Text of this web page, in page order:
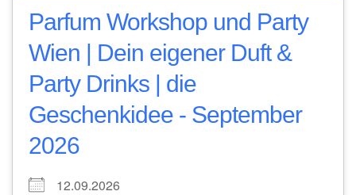
Parfum Workshop und Party
Wien | Dein eigener Duft &
Party Drinks | die
Geschenkidee - September
2026
12.09.2026